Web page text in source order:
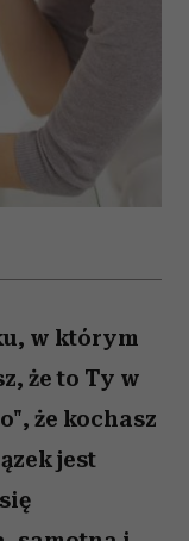
w którym
że to Ty w
że kochasz
jest